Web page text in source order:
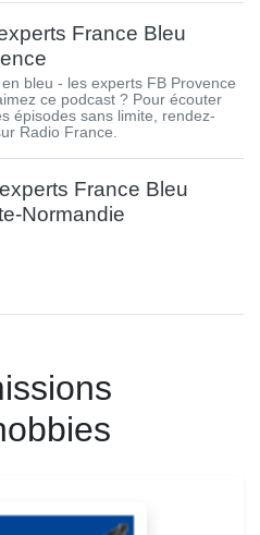
France Bleu
en bleu - les experts FB Provence
ce podcast ? Pour écouter
épisodes sans limite, rendez-
Radio France.
France Bleu
Normandie